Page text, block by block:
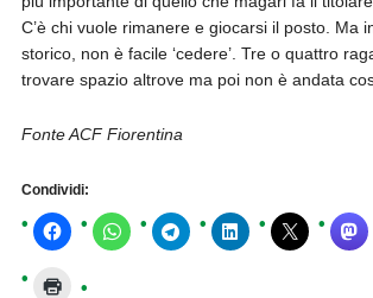
C’è chi vuole rimanere e giocarsi il posto. Ma
storico, non è facile ‘cedere’. Tre o quattro
trovare spazio altrove ma poi non è andata
Fonte ACF Fiorentina
Condividi: